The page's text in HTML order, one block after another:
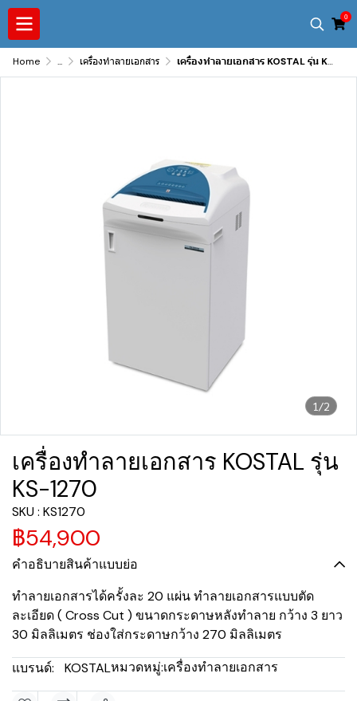
0
Home ... เครื่องทำลายเอกสาร เครื่องทำลายเอกสาร KOSTAL รุ่น KS-1270
1/2
เครื่องทำลายเอกสาร KOSTAL รุ่น
KS-1270
SKU : KS1270
฿54,900
คำอธิบายสินค้าแบบย่อ
ทำลายเอกสารได้ครั้งละ 20 แผ่น ทำลายเอกสารแบบตัด
ละเอียด ( Cross Cut ) ขนาดกระดาษหลังทำลาย กว้าง 3 ยาว
30 มิลลิเมตร ช่องใส่กระดาษกว้าง 270 มิลลิเมตร
แบรนด์:
KOSTALหมวดหมู่:เครื่องทำลายเอกสาร